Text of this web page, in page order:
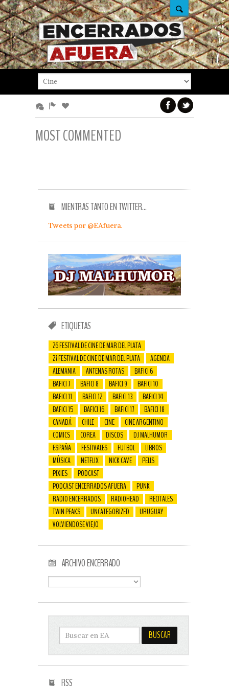
MOST COMMENTED
MIENTRAS TANTO EN TWITTER…
Tweets por @EAfuera.
ETIQUETAS
26 FESTIVAL DE CINE DE MAR DEL PLATA
27 FESTIVAL DE CINE DE MAR DEL PLATA
AGENDA
ALEMANIA
ANTENAS ROTAS
BAFICI 6
BAFICI 7
BAFICI 8 BAFICI 9
BAFICI 10
BAFICI 11
BAFICI 12 BAFICI 13
BAFICI 14
BAFICI 15
BAFICI 16 BAFICI 17
BAFICI 18
CANADÁ
CHILE CINE
CINE ARGENTINO
COMICS
COREA DISCOS
DJ MALHUMOR
ESPAÑA
FESTIVALES FUTBOL
LIBROS
MÚSICA
NETFLIX NICK CAVE
PELIS
PIXIES
PODCAST
PODCAST ENCERRADOS AFUERA
PUNK
RADIO ENCERRADOS
RADIOHEAD
RECITALES
TWIN PEAKS
UNCATEGORIZED
URUGUAY
VOLVIENDOSE VIEJO
ARCHIVO ENCERRADO
RSS